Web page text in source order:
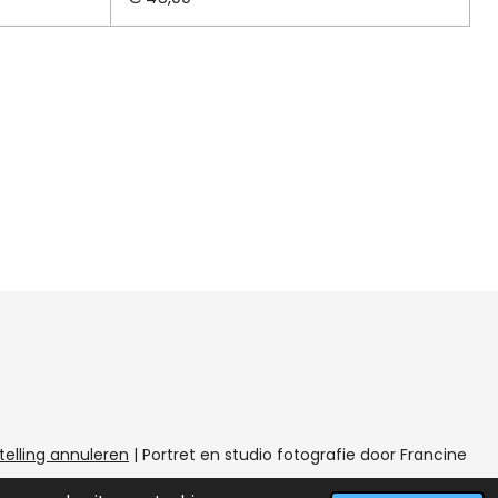
annuleren | Portret en studio fotografie door Francine